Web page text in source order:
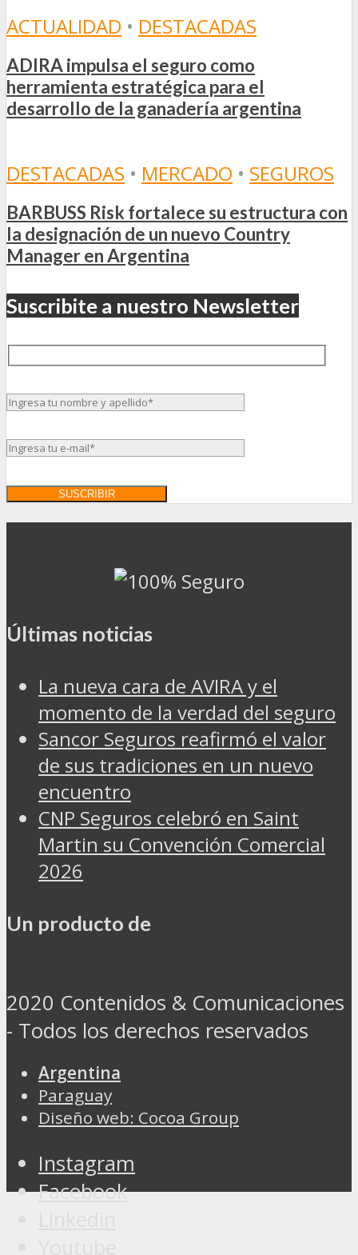
ACTUALIDAD • DESTACADAS
ADIRA impulsa el seguro como
herramienta estratégica para el
desarrollo de la ganadería argentina
DESTACADAS • MERCADO • SEGUROS
BARBUSS Risk fortalece su estructura con
la designación de un nuevo Country
Manager en Argentina
Suscribite a nuestro Newsletter
Últimas noticias
La nueva cara de AVIRA y el
momento de la verdad del seguro
Sancor Seguros reafirmó el valor
de sus tradiciones en un nuevo
encuentro
CNP Seguros celebró en Saint
Martin su Convención Comercial
2026
Un producto de
2020 Contenidos & Comunicaciones
- Todos los derechos reservados
Argentina
Paraguay
Diseño web: Cocoa Group
Instagram
Facebook